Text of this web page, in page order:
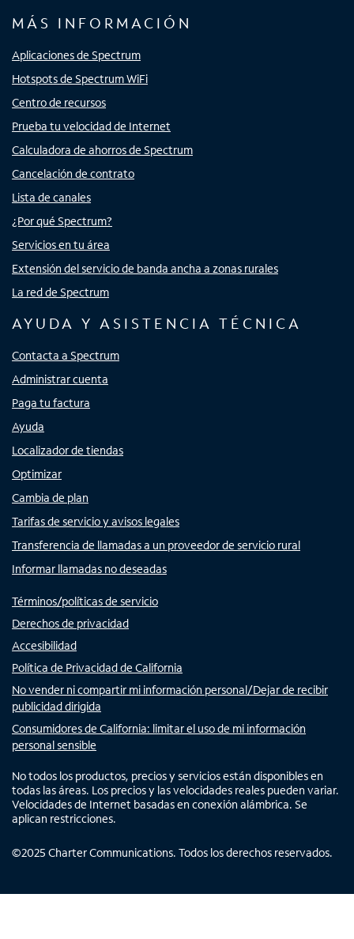
MÁS INFORMACIÓN
Aplicaciones de Spectrum
Hotspots de Spectrum WiFi
Centro de recursos
Prueba tu velocidad de Internet
Calculadora de ahorros de Spectrum
Cancelación de contrato
Lista de canales
¿Por qué Spectrum?
Servicios en tu área
Extensión del servicio de banda ancha a zonas rurales
La red de Spectrum
AYUDA Y ASISTENCIA TÉCNICA
Contacta a Spectrum
Administrar cuenta
Paga tu factura
Ayuda
Localizador de tiendas
Optimizar
Cambia de plan
Tarifas de servicio y avisos legales
Transferencia de llamadas a un proveedor de servicio rural
Informar llamadas no deseadas
Términos/políticas de servicio
Derechos de privacidad
Accesibilidad
Política de Privacidad de California
No vender ni compartir mi información personal/Dejar de recibir
publicidad dirigida
Consumidores de California: limitar el uso de mi información
personal sensible
No todos los productos, precios y servicios están disponibles en
todas las áreas. Los precios y las velocidades reales pueden variar.
Velocidades de Internet basadas en conexión alámbrica. Se
aplican restricciones.
©2025 Charter Communications. Todos los derechos reservados.